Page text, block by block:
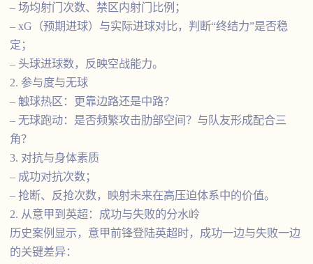
– 场均射门次数、禁区内射门比例；
– xG（预期进球）与实际进球对比，判断“终结力”是否稳
定；
– 头球进球数，反映空战能力。
2. 参与度与无球
– 触球热区：更靠边路还是中路？
– 无球跑动：是否频繁攻击肋部空间？与队友形成配合三
角？
3. 对抗与身体素质
– 成功对抗次数；
– 抢断、反抢次数，映射未来在高压迫体系中的价值。
2. 从意甲到英超：成功与失败的分水岭
历史案例显示，意甲前锋登陆英超时，成功一边与失败一边
的关键差异：